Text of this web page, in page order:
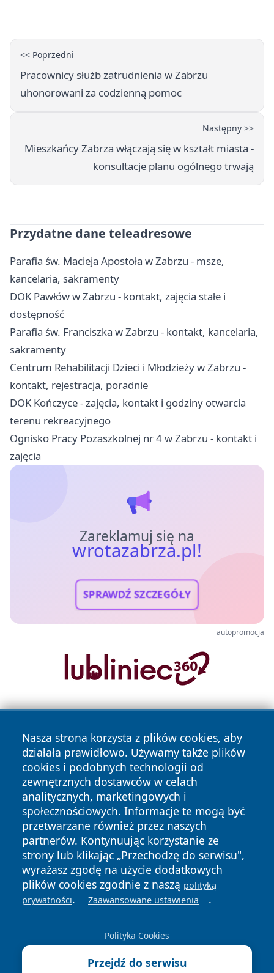
<< Poprzedni
Pracownicy służb zatrudnienia w Zabrzu
uhonorowani za codzienną pomoc
Następny >>
Mieszkańcy Zabrza włączają się w kształt miasta -
konsultacje planu ogólnego trwają
Przydatne dane teleadresowe
Parafia św. Macieja Apostoła w Zabrzu - msze,
kancelaria, sakramenty
DOK Pawłów w Zabrzu - kontakt, zajęcia stałe i
dostępność
Parafia św. Franciszka w Zabrzu - kontakt, kancelaria,
sakramenty
Centrum Rehabilitacji Dzieci i Młodzieży w Zabrzu -
kontakt, rejestracja, poradnie
DOK Kończyce - zajęcia, kontakt i godziny otwarcia
terenu rekreacyjnego
Ognisko Pracy Pozaszkolnej nr 4 w Zabrzu - kontakt i
zajęcia
Zareklamuj się na
wrotazabrza.pl!
SPRAWDŹ SZCZEGÓŁY
autopromocja
Nasza strona korzysta z plików cookies, aby
działała prawidłowo. Używamy także plików
cookies i podobnych technologii od
zewnętrznych dostawców w celach
analitycznych, marketingowych i
społecznościowych. Informacje te mogą być
przetwarzane również przez naszych
partnerów. Kontynuując korzystanie ze
strony lub klikając „Przechodzę do serwisu",
wyrażasz zgodę na użycie dodatkowych
plików cookies zgodnie z naszą polityką
prywatności. Zaawansowane ustawienia .
Polityka Cookies
Przejdź do serwisu
Copyright © 2026 wrotazabrza.pl Wszystkie prawa
zastrzeżone.
News Autorzy
Polityka
Prywatności
Polityka
Cookies